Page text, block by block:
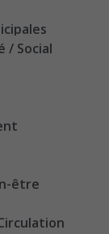
/ Social
être